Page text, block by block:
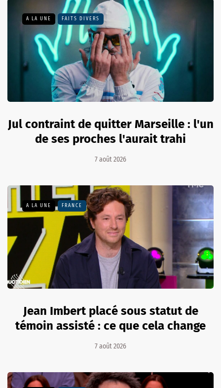
A LA UNE FAITS DIVERS
Jul contraint de quitter Marseille : l'un
de ses proches l'aurait trahi
7 août 2026
A LA UNE FRANCE
Jean Imbert placé sous statut de
témoin assisté : ce que cela change
7 août 2026